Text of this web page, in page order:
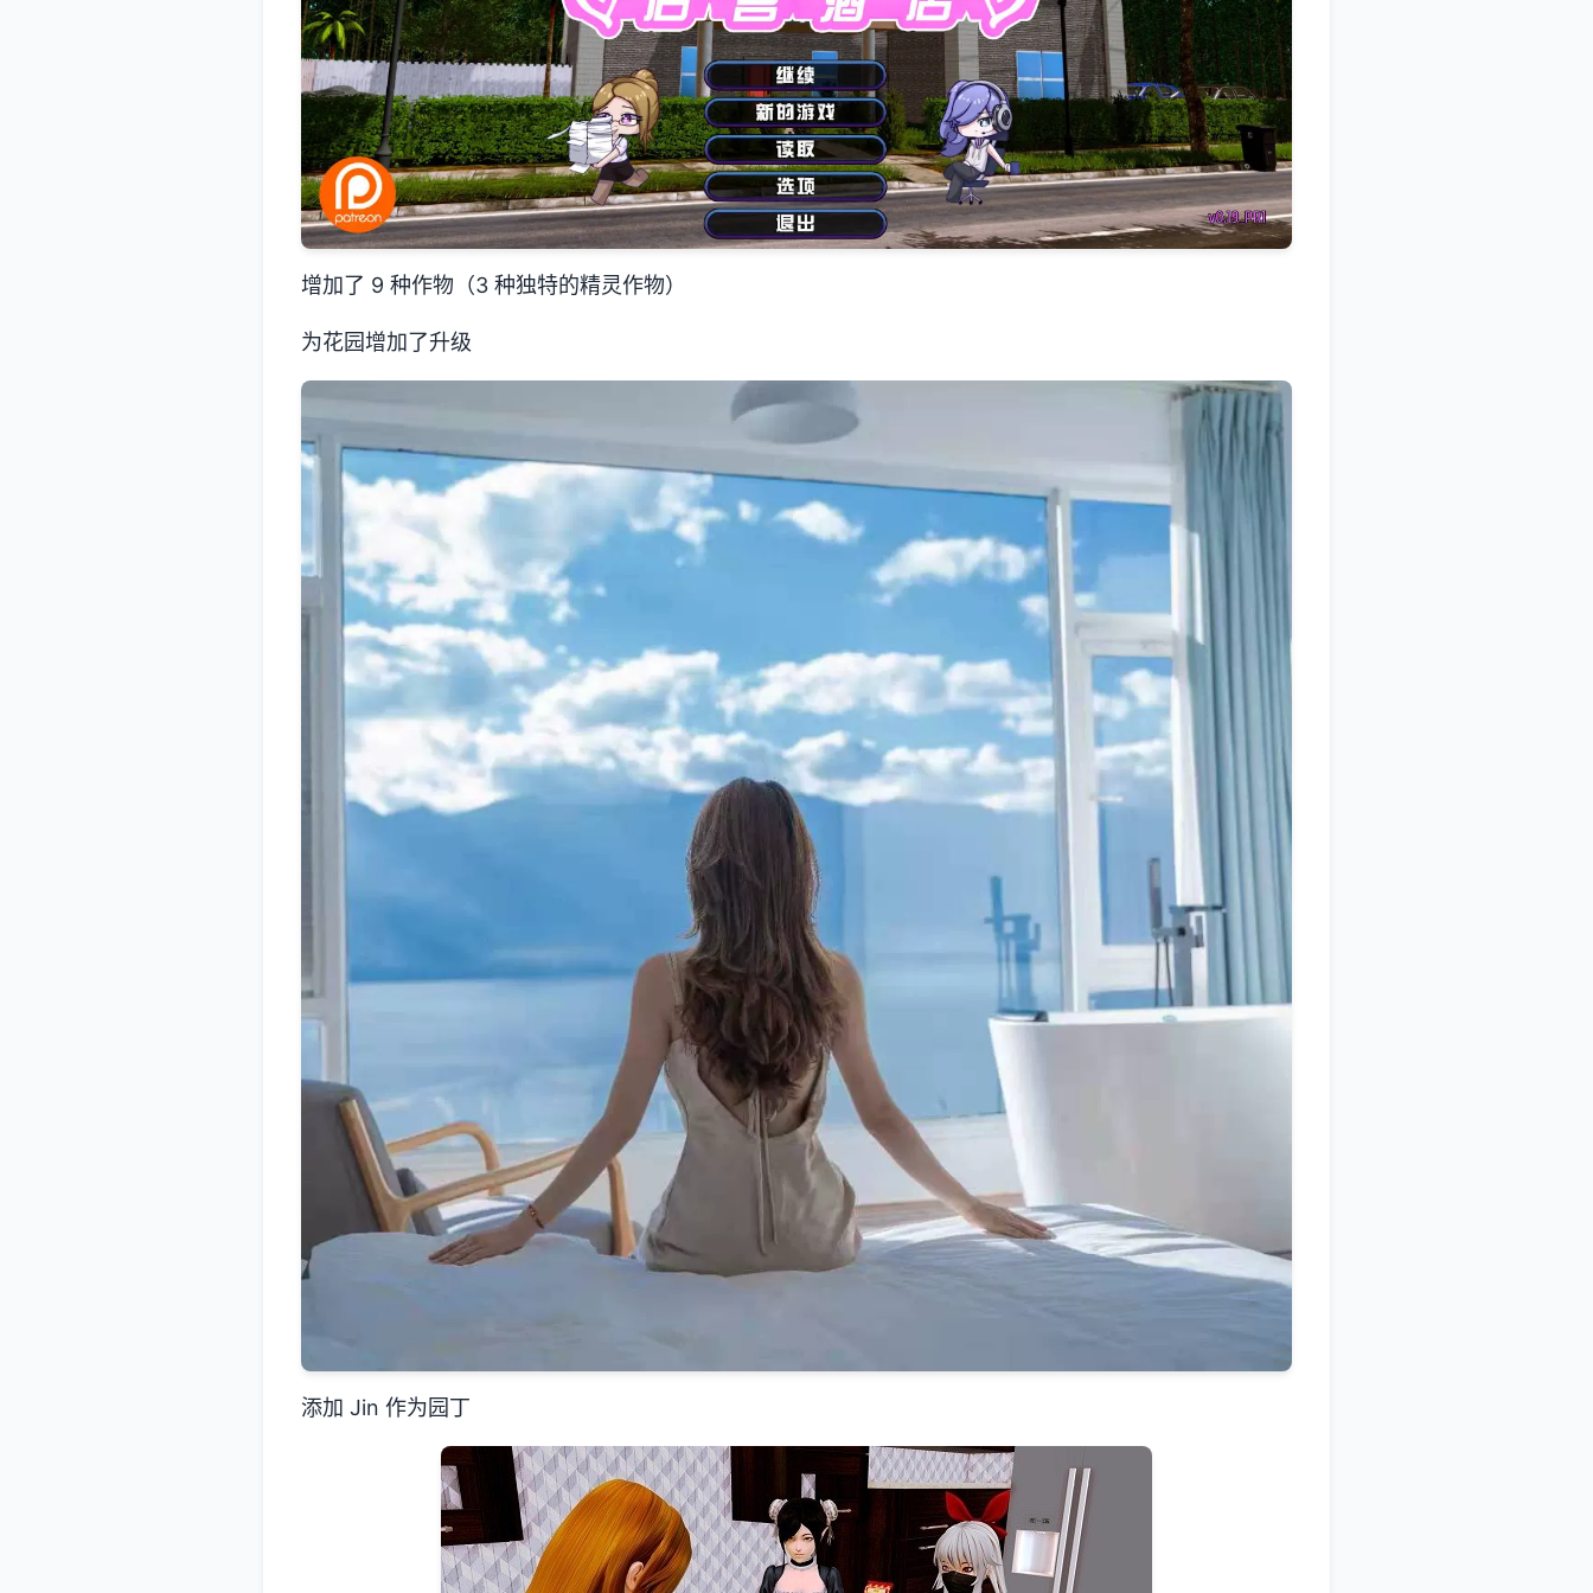
增加了 9 种作物（3 种独特的精灵作物）
为花园增加了升级
添加 Jin 作为园丁